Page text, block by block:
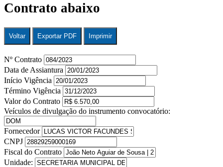
Contrato abaixo
Voltar Exportar PDF Imprimir
Nº Contrato
Data de Assiantura
Início Vigência
Término Vigência
Valor do Contrato
Veículos de divulgação do instrumento convocatório:
Fornecedor
CNPJ
Fiscal do Contrato
Unidade: